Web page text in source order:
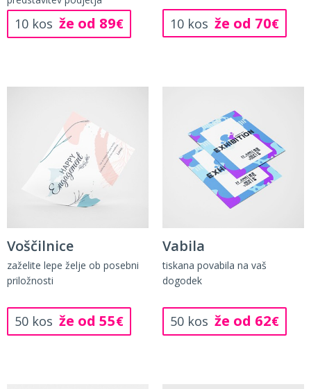
10 kos že od 89€ 10 kos že od 70€
Voščilnice
zaželite lepe želje ob posebni
priložnosti
50 kos že od 55€
Vabila
tiskana povabila na vaš
dogodek
50 kos že od 62€